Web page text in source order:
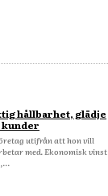
hållbarhet, glädje
utifrån att hon vill
med. Ekonomisk vinst